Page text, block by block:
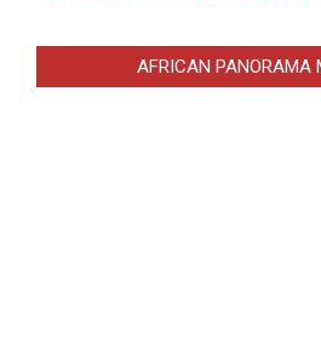
AFRICAN PANORAMA